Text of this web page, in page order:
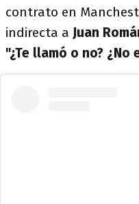
contrato en
indirecta a Juan
"¿Te llamó o no?